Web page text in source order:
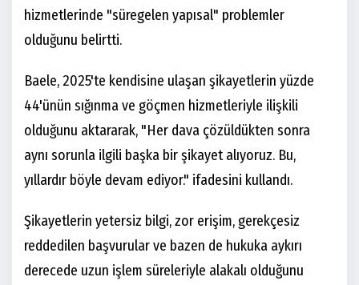
hizmetlerinde "süregelen yapısal" problemler
olduğunu belirtti.
Baele, 2025'te kendisine ulaşan şikayetlerin yüzde
44'ünün sığınma ve göçmen hizmetleriyle ilişkili
olduğunu aktararak, "Her dava çözüldükten sonra
aynı sorunla ilgili başka bir şikayet alıyoruz. Bu,
yıllardır böyle devam ediyor." ifadesini kullandı.
Şikayetlerin yetersiz bilgi, zor erişim, gerekçesiz
reddedilen başvurular ve bazen de hukuka aykırı
derecede uzun işlem süreleriyle alakalı olduğunu